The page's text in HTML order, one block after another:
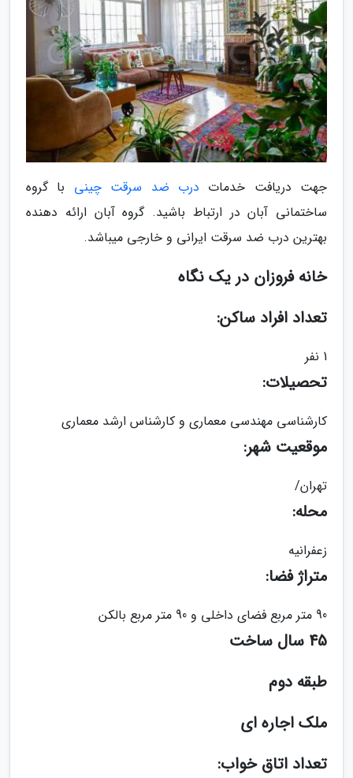
جهت دریافت خدمات درب ضد سرقت چینی با گروه
ساختمانی آبان در ارتباط باشید. گروه آبان ارائه دهنده
بهترین درب ضد سرقت ایرانی و خارجی میباشد.
خانه فروزان در یک نگاه
تعداد افراد ساکن:
1 نفر
تحصیلات:
کارشناسى مهندسى معمارى و کارشناس ارشد معمارى
موقعیت شهر:
تهران/
محله:
زعفرانیه
متراژ فضا:
90 متر مربع فضای داخلی و 90 متر مربع بالکن
45 سال ساخت
طبقه دوم
ملک اجاره ای
تعداد اتاق خواب: